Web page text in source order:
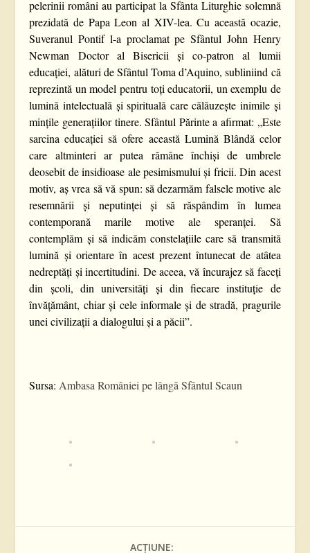
pelerinii români au participat la Sfânta Liturghie solemnă
prezidată de Papa Leon al XIV-lea. Cu această ocazie,
Suveranul Pontif l-a proclamat pe Sfântul John Henry
Newman Doctor al Bisericii și co-patron al lumii
educației, alături de Sfântul Toma d’Aquino, subliniind că
reprezintă un model pentru toți educatorii, un exemplu de
lumină intelectuală și spirituală care călăuzește inimile și
mințile generațiilor tinere. Sfântul Părinte a afirmat: „Este
sarcina educaţiei să ofere această Lumină Blândă celor
care altminteri ar putea rămâne închişi de umbrele
deosebit de insidioase ale pesimismului şi fricii. Din acest
motiv, aş vrea să vă spun: să dezarmăm falsele motive ale
resemnării şi neputinţei şi să răspândim în lumea
contemporană marile motive ale speranţei. Să
contemplăm şi să indicăm constelaţiile care să transmită
lumină şi orientare în acest prezent întunecat de atâtea
nedreptăţi şi incertitudini. De aceea, vă încurajez să faceţi
din şcoli, din universităţi şi din fiecare instituţie de
învăţământ, chiar şi cele informale şi de stradă, pragurile
unei civilizaţii a dialogului şi a păcii”.
Sursa: Ambasa României pe lângă Sfântul Scaun
ACȚIUNE: